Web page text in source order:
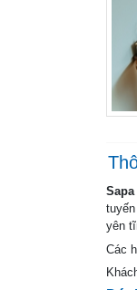
Sapa
yên
Các